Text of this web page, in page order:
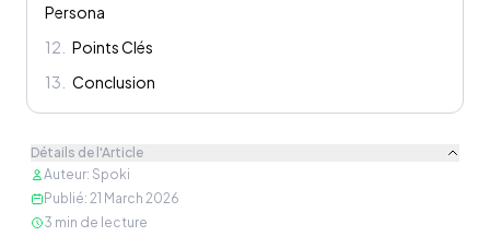
Persona
12
Points Clés
13
Conclusion
Détails de l'Article
Auteur: Spoki
Publié: 21 March 2026
3 min de lecture